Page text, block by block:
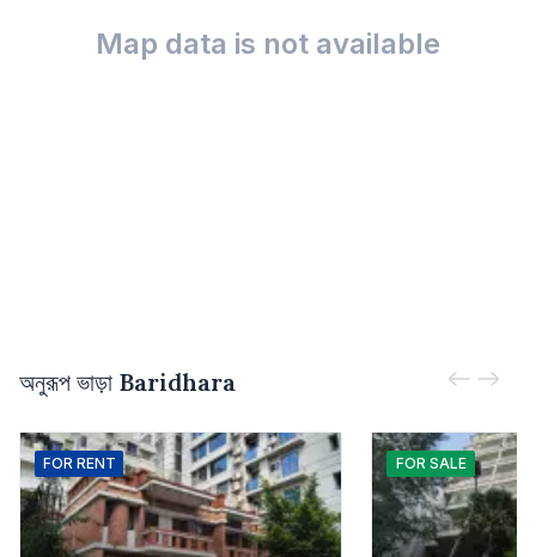
Map data is not available
অনুরূপ ভাড়া Baridhara
FOR RENT FOR SALE